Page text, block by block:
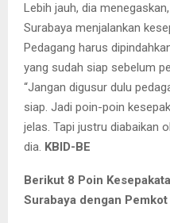
Lebih jauh, dia
Surabaya menjalankan
Pedagang harus
yang sudah siap sebelum
“Jangan digusur dulu
siap. Jadi poin-poin
jelas. Tapi justru diabaikan
dia. KBID-BE
Berikut 8 Poin
Surabaya dengan